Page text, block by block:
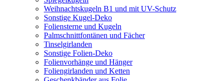
Weihnachtskugeln B1 und mit UV-Schutz
Sonstige Kugel-Deko
Foliensterne und Kugeln
Palmschnittfontänen und Fächer
Tinselgirlanden
Sonstige Folien-Deko
Folienvorhänge und Hänger
Foliengirlanden und Ketten